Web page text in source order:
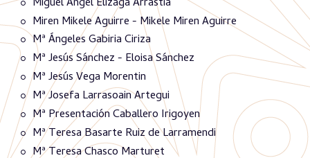
Miren Mikele Aguirre - Mikele Miren Aguirre
Mª Ángeles Gabiria Ciriza
Mª Jesús Sánchez - Eloisa Sánchez
Mª Jesús Vega Morentin
Mª Josefa Larrasoain Artegui
Mª Presentación Caballero Irigoyen
Mª Teresa Basarte Ruiz de Larramendi
Mª Teresa Chasco Marturet